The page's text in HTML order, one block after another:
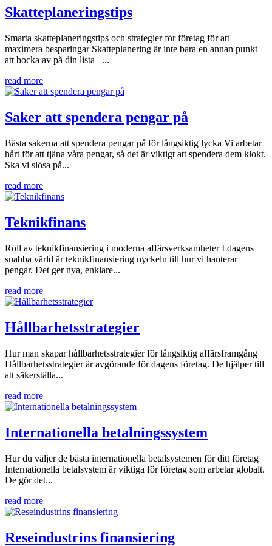
Skatteplaneringstips
Smarta skatteplaneringstips och strategier för företag för att
maximera besparingar Skatteplanering är inte bara en annan punkt
att bocka av på din lista –...
read more
Saker att spendera pengar på
Bästa sakerna att spendera pengar på för långsiktig lycka Vi arbetar
hårt för att tjäna våra pengar, så det är viktigt att spendera dem klokt.
Ska vi slösa på...
read more
Teknikfinans
Roll av teknikfinansiering i moderna affärsverksamheter I dagens
snabba värld är teknikfinansiering nyckeln till hur vi hanterar
pengar. Det ger nya, enklare...
read more
Hållbarhetsstrategier
Hur man skapar hållbarhetsstrategier för långsiktig affärsframgång
Hållbarhetsstrategier är avgörande för dagens företag. De hjälper till
att säkerställa...
read more
Internationella betalningssystem
Hur du väljer de bästa internationella betalsystemen för ditt företag
Internationella betalsystem är viktiga för företag som arbetar globalt.
De gör det...
read more
Reseindustrins finansiering